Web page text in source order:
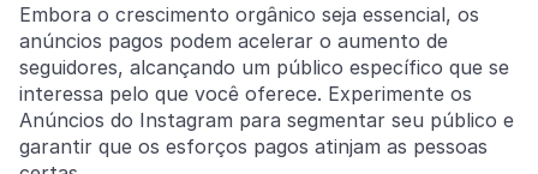
Embora o crescimento orgânico seja essencial, os
anúncios pagos podem acelerar o aumento de
seguidores, alcançando um público específico que se
interessa pelo que você oferece. Experimente os
Anúncios do Instagram para segmentar seu público e
garantir que os esforços pagos atinjam as pessoas